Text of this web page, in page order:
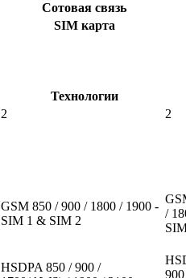
Сотовая связь
SIM карта
Технологии
2
2
GSM 850 / 900 / 1800 / 1900 -
SIM 1 & SIM 2
/
HSDPA 850 / 900 /